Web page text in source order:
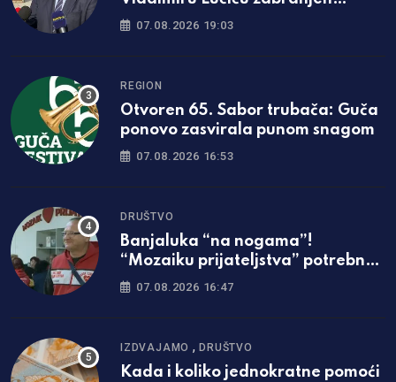
ulazak na Kosmet
07.08.2026 19:03
REGION
Otvoren 65. Sabor trubača: Guča
ponovo zasvirala punom snagom
07.08.2026 16:53
DRUŠTVO
Banjaluka “na nogama”!
“Mozaiku prijateljstva” potrebna
parcela za gradnju javne kuhinje
07.08.2026 16:47
IZDVAJAMO ,DRUŠTVO
Kada i koliko jednokratne pomoći